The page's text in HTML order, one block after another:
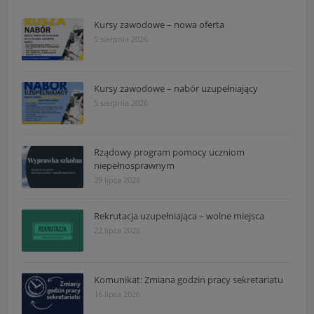
Kursy zawodowe – nowa oferta
5 sierpnia 2026
Kursy zawodowe – nabór uzupełniający
5 sierpnia 2026
Rządowy program pomocy uczniom
niepełnosprawnym
29 lipca 2026
Rekrutacja uzupełniająca – wolne miejsca
22 lipca 2026
Komunikat: Zmiana godzin pracy sekretariatu
16 lipca 2026